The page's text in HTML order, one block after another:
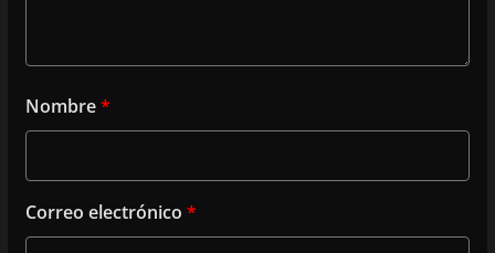
Nombre*
Correo electrónico *